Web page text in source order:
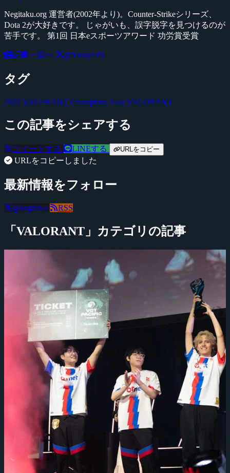
Negitaku.org 運営者(2002年より)。Counter-Strikeシリーズ、
Dota 2が大好きです。 じゃがいも、誤字脱字を見つけるのが
苦手です。 第1回 日本eスポーツアワード 功労賞受賞
記事一覧へ @YossyFPS
タグ
2022 VALORANT Champions TourVALORANT
この記事をシェアする
ツイートする LINEする URLをコピー
URLをコピーしました
最新情報をフォロー
@negitaku RSS
「VALORANT」カテゴリの記事